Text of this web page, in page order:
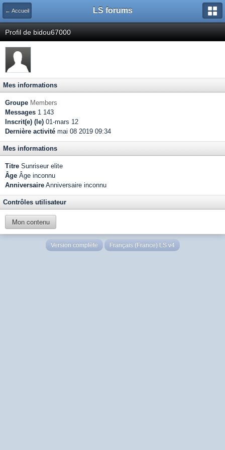
← Accueil LS forums
Profil de bidou67000
Mes informations
Groupe Members
Messages 1 143
Inscrit(e) (le) 01-mars 12
Dernière activité mai 08 2019 09:34
Mes informations
Titre Sunriseur elite
Âge Âge inconnu
Anniversaire Anniversaire inconnu
Contrôles utilisateur
Mon contenu
Version complète Français (France) LS v4